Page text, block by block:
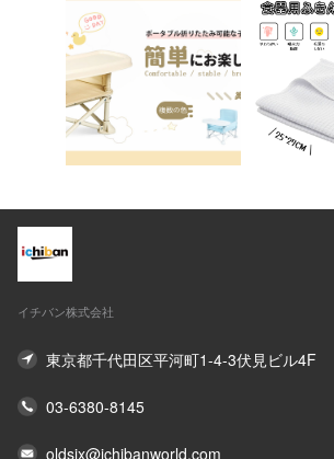
イチバン株式会社
東京都千代田区平河町1-4-3伏見ビル4F
03-6380-8145
oldsix@ichibanworld.com